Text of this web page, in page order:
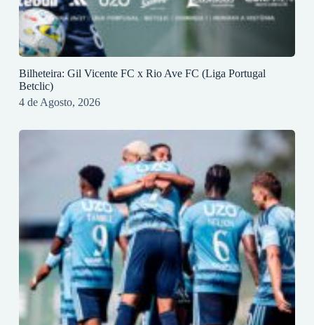
Bilheteira: Gil Vicente FC x Rio Ave FC (Liga Portugal
Betclic)
4 de Agosto, 2026